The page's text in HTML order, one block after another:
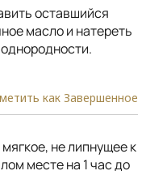
оставшийся
масло и натереть
как Завершенное
не липнущее к
месте на 1 час до